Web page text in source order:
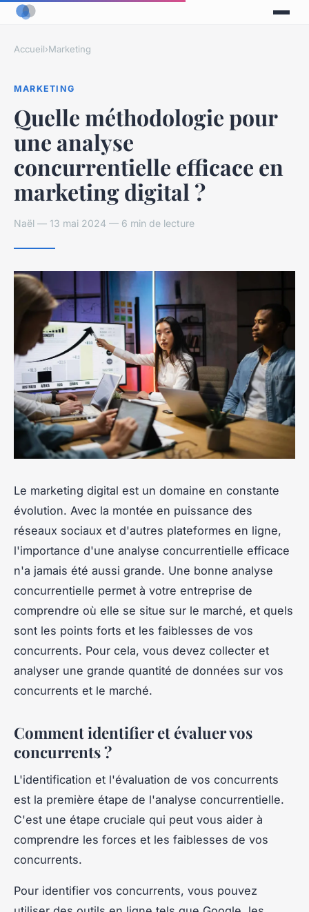
Accueil›Marketing
MARKETING
Quelle méthodologie pour
une analyse
concurrentielle efficace en
marketing digital ?
Naël — 13 mai 2024 — 6 min de lecture
Le marketing digital est un domaine en constante
évolution. Avec la montée en puissance des
réseaux sociaux et d'autres plateformes en ligne,
l'importance d'une analyse concurrentielle efficace
n'a jamais été aussi grande. Une bonne analyse
concurrentielle permet à votre entreprise de
comprendre où elle se situe sur le marché, et quels
sont les points forts et les faiblesses de vos
concurrents. Pour cela, vous devez collecter et
analyser une grande quantité de données sur vos
concurrents et le marché.
Comment identifier et évaluer vos
concurrents ?
L'identification et l'évaluation de vos concurrents
est la première étape de l'analyse concurrentielle.
C'est une étape cruciale qui peut vous aider à
comprendre les forces et les faiblesses de vos
concurrents.
Pour identifier vos concurrents, vous pouvez